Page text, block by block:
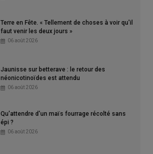
Terre en Fête. « Tellement de choses à voir qu'il
faut venir les deux jours »
06 août 2026
Jaunisse sur betterave : le retour des
néonicotinoïdes est attendu
06 août 2026
Qu'attendre d'un maïs fourrage récolté sans
épi ?
06 août 2026